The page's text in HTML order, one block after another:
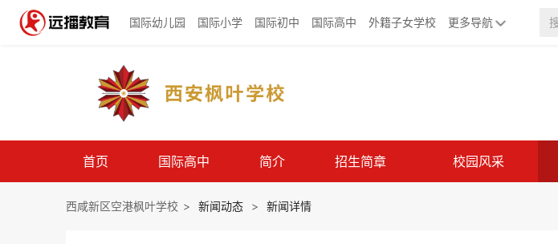
国际幼儿园 国际小学 国际初中 国际高中 外籍子女学校 更多导航
首页 国际高中 简介 招生简章 校园风采
西咸新区空港枫叶学校 > 新闻动态 > 新闻详情